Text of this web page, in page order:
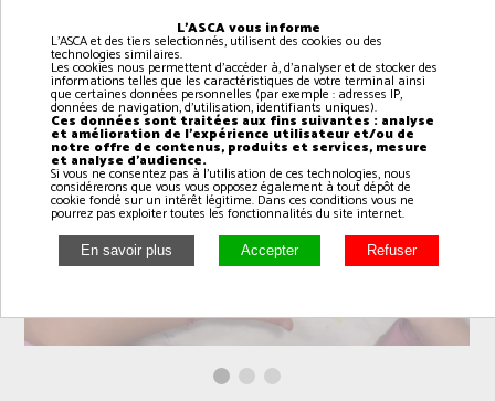
L'ASCA vous informe
L'ASCA et des tiers selectionnés, utilisent des cookies ou des
technologies similaires.
Les cookies nous permettent d'accéder à, d'analyser et de stocker des
informations telles que les caractéristiques de votre terminal ainsi
que certaines données personnelles (par exemple : adresses IP,
données de navigation, d'utilisation, identifiants uniques).
Ces données sont traitées aux fins suivantes : analyse
et amélioration de l'expérience utilisateur et/ou de
notre offre de contenus, produits et services, mesure
et analyse d'audience.
Si vous ne consentez pas à l'utilisation de ces technologies, nous
considérerons que vous vous opposez également à tout dépôt de
cookie fondé sur un intérêt légitime. Dans ces conditions vous ne
pourrez pas exploiter toutes les fonctionnalités du site internet.